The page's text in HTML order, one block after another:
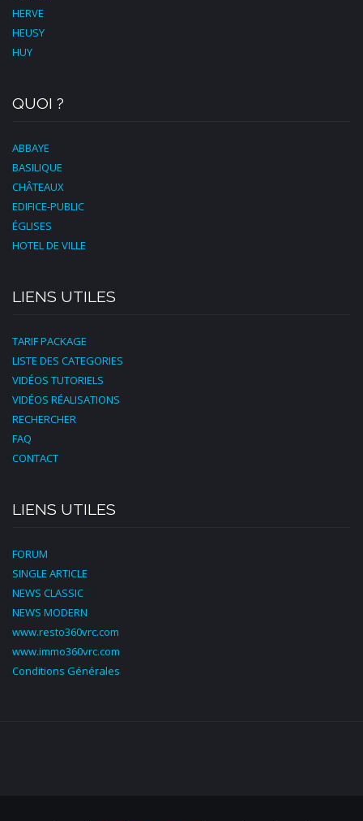
HERVE
HEUSY
HUY
QUOI ?
ABBAYE
BASILIQUE
CHÂTEAUX
EDIFICE-PUBLIC
ÉGLISES
HOTEL DE VILLE
LIENS UTILES
TARIF PACKAGE
LISTE DES CATEGORIES
VIDÉOS TUTORIELS
VIDÉOS RÉALISATIONS
RECHERCHER
FAQ
CONTACT
LIENS UTILES
FORUM
SINGLE ARTICLE
NEWS CLASSIC
NEWS MODERN
www.resto360vrc.com
www.immo360vrc.com
Conditions Générales